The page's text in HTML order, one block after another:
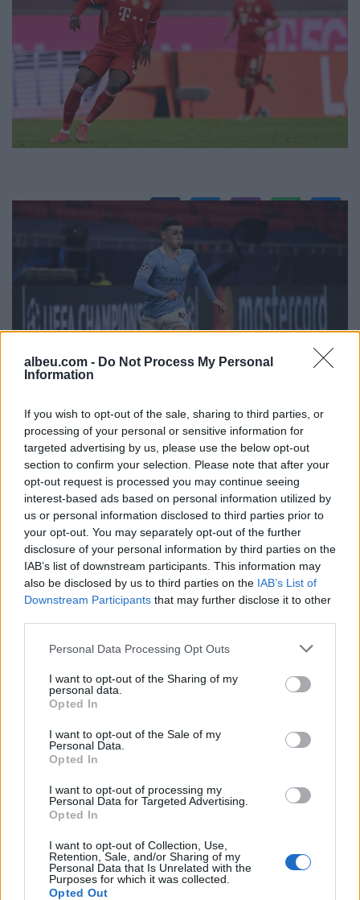
albeu.com - Do Not Process My Personal
Information
If you wish to opt-out of the sale, sharing to third parties, or
processing of your personal or sensitive information for
targeted advertising by us, please use the below opt-out
section to confirm your selection. Please note that after your
opt-out request is processed you may continue seeing
interest-based ads based on personal information utilized by
us or personal information disclosed to third parties prior to
your opt-out. You may separately opt-out of the further
disclosure of your personal information by third parties on the
IAB’s list of downstream participants. This information may
also be disclosed by us to third parties on the IAB’s List of
Downstream Participants that may further disclose it to other
Personal Data Processing Opt Outs
I want to opt-out of the Sharing of my
personal data.
Opted In
I want to opt-out of the Sale of my
Personal Data.
Opted In
I want to opt-out of processing my
Personal Data for Targeted Advertising.
Opted In
I want to opt-out of Collection, Use,
Retention, Sale, and/or Sharing of my
Personal Data that Is Unrelated with the
Purposes for which it was collected.
Opted Out